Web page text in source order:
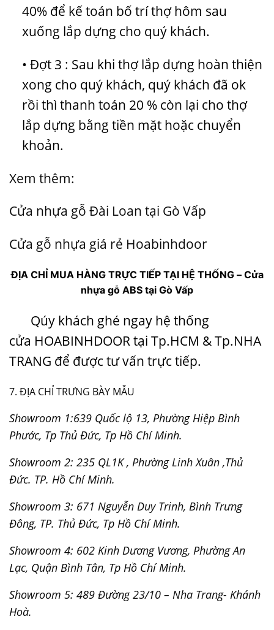
40% để kế toán bố trí thợ hôm sau
xuống lắp dựng cho quý khách.
• Đợt 3 : Sau khi thợ lắp dựng hoàn thiện
xong cho quý khách, quý khách đã ok
rồi thì thanh toán 20 % còn lại cho thợ
lắp dựng bằng tiền mặt hoặc chuyển
khoản.
Xem thêm:
Cửa nhựa gỗ Đài Loan tại Gò Vấp
Cửa gỗ nhựa giá rẻ Hoabinhdoor
ĐỊA CHỈ MUA HÀNG TRỰC TIẾP TẠI HỆ THỐNG – Cửa
nhựa gỗ ABS tại Gò Vấp
Qúy khách ghé ngay hệ thống
cửa HOABINHDOORtại Tp.HCM & Tp.NHA
TRANG để được tư vấn trực tiếp.
7. ĐỊA CHỈ TRƯNG BÀY MẪU
Showroom 1:639 Quốc lộ 13, Phường Hiệp Bình
Phước, Tp Thủ Đức, Tp Hồ Chí Minh.
Showroom 2: 235 QL1K , Phường Linh Xuân ,Thủ
Đức. TP. Hồ Chí Minh.
Showroom 3: 671 Nguyễn Duy Trinh, Bình Trưng
Đông, TP. Thủ Đức, Tp Hồ Chí Minh.
Showroom 4: 602 Kinh Dương Vương, Phường An
Lạc, Quận Bình Tân, Tp Hồ Chí Minh.
Showroom 5: 489 Đường 23/10 – Nha Trang- Khánh
Hoà.